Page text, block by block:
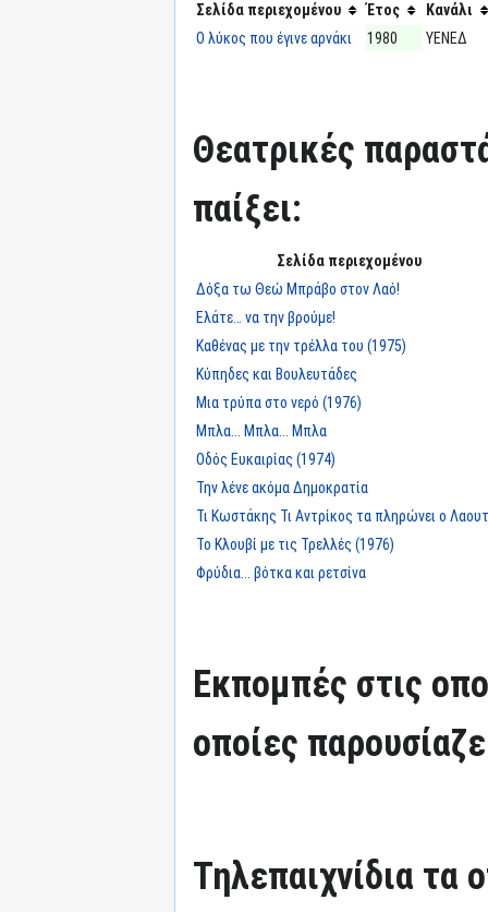
Σελίδα περιεχομένου Έτος
Κανάλι
Ο λύκος που έγινε αρνάκι
1980 ΥΕΝΕΔ
Θεατρικές
παίξει:
Σελίδα περιεχομένου
Δόξα τω Θεώ Μπράβο στον Λαό!
Ελάτε… να την βρούμε!
Καθένας με την τρέλλα του (1975)
Κύπηδες και Βουλευτάδες
Μια τρύπα στο νερό (1976)
Μπλα... Μπλα... Μπλα
Οδός Ευκαιρίας (1974)
Την λένε ακόμα Δημοκρατία
Τι Κωστάκης Τι Αντρίκος τα πληρώνει ο
Το Κλουβί με τις Τρελλές (1976)
Φρύδια... βότκα και ρετσίνα
Εκπομπές στις
οποίες
Τηλεπαιχνίδια τα